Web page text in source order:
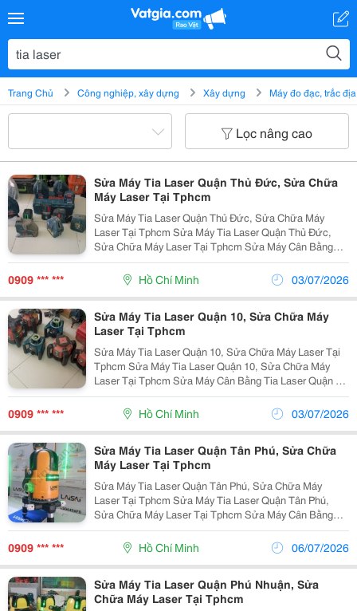
Trang Chủ Công nghiệp, xây dựng Xây dựng Máy đo đạc, trắc địa
Lọc nâng cao
Sửa Máy Tia Laser Quận Thủ Đức, Sửa Chữa
Máy Laser Tại Tphcm
Sửa Máy Tia Laser Quận Thủ Đức, Sửa Chữa Máy
Laser Tại Tphcm Sửa Máy Tia Laser Quận Thủ Đức,
Sửa Chữa Máy Laser Tại Tphcm Sửa Máy Cân Bằng
Tia Laser Quận Thủ Đức Nhận Sửa Chữa Máy Cân
Bằng Laser Quận Thủ Đức Sửa Chữa Máy Laser Quận
0909 *** *** Hồ Chí Minh 03/07/2026
Sửa Máy Tia Laser Quận 10, Sửa Chữa Máy
Laser Tại Tphcm
Sửa Máy Tia Laser Quận 10, Sửa Chữa Máy Laser Tại
Tphcm Sửa Máy Tia Laser Quận 10, Sửa Chữa Máy
Laser Tại Tphcm Sửa Máy Cân Bằng Tia Laser Quận 10
Nhận Sửa Chữa Máy Cân Bằng Laser Quận 10 Sửa
Chữa Máy Laser Quận Thủ Đức Sửa Chữa Máy...
0909 *** *** Hồ Chí Minh 03/07/2026
Sửa Máy Tia Laser Quận Tân Phú, Sửa Chữa
Máy Laser Tại Tphcm
Sửa Máy Tia Laser Quận Tân Phú, Sửa Chữa Máy
Laser Tại Tphcm Sửa Máy Tia Laser Quận Tân Phú,
Sửa Chữa Máy Laser Tại Tphcm Sửa Máy Cân Bằng
Tia Laser Quận Tân Phú Nhận Sửa Chữa Máy Cân Bằng
Laser Quận Tân Phú Sửa Chữa Máy Laser Quận Tân...
0909 *** *** Hồ Chí Minh 06/07/2026
Sửa Máy Tia Laser Quận Phú Nhuận, Sửa
Chữa Máy Laser Tại Tphcm